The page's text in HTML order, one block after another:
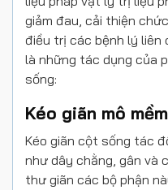
giảm đau, cải thiện
điều trị các bệnh lý liên
là những tác dụng của
sống:
Kéo giãn mô mềm
Kéo giãn cột sống tác
như dây chằng, gân và
thư giãn các bộ phận